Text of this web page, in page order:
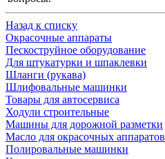
Назад к списку
Окрасочные аппараты
Пескоструйное оборудование
Для штукатурки и шпаклевки
Шланги (рукава)
Шлифовальные машинки
Товары для автосервиса
Ходули строительные
Машины для дорожной разметки
Масло для окрасочных аппаратов
Полировальные машинки